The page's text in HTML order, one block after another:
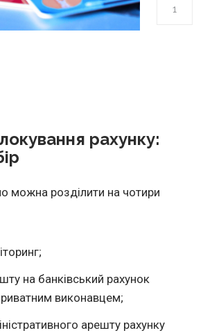
1
рахунку:
можна розділити на чотири
на банківський рахунок
виконавцем;
арешту рахунку